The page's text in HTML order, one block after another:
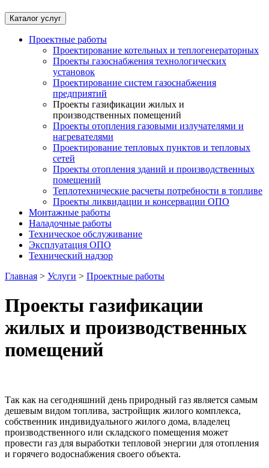
Каталог услуг
Проектные работы
Проектирование котельных и теплогенераторных
Проекты газоснабжения технологических
установок
Проектирование систем газоснабжения
предприятий
Проекты газификации жилых и
производственных помещений
Проекты отопления газовыми излучателями и
нагревателями
Проектирование тепловых пунктов и тепловых
сетей
Проекты отопления зданий и производственных
помещений
Теплотехнические расчеты потребности в топливе
Проекты ликвидации и консервации ОПО
Монтажные работы
Наладочные работы
Техническое обслуживание
Эксплуатация ОПО
Технический надзор
Главная > Услуги > Проектные работы
Проекты газификации
жилых и производственных
помещений
Так как на сегодняшний день природный газ является самым
дешевым видом топлива, застройщик жилого комплекса,
собственник индивидуального жилого дома, владелец
производственного или складского помещения может
провести газ для выработки тепловой энергии для отопления
и горячего водоснабжения своего объекта.